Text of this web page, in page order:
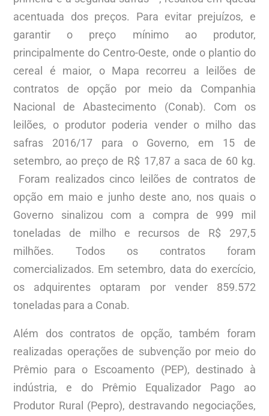
acentuada dos preços. Para evitar prejuízos, e
garantir o preço mínimo ao produtor,
principalmente do Centro-Oeste, onde o plantio do
cereal é maior, o Mapa recorreu a leilões de
contratos de opção por meio da Companhia
Nacional de Abastecimento (Conab). Com os
leilões, o produtor poderia vender o milho das
safras 2016/17 para o Governo, em 15 de
setembro, ao preço de R$ 17,87 a saca de 60 kg.
Foram realizados cinco leilões de contratos de
opção em maio e junho deste ano, nos quais o
Governo sinalizou com a compra de 999 mil
toneladas de milho e recursos de R$ 297,5
milhões. Todos os contratos foram
comercializados. Em setembro, data do exercício,
os adquirentes optaram por vender 859.572
toneladas para a Conab.
Além dos contratos de opção, também foram
realizadas operações de subvenção por meio do
Prêmio para o Escoamento (PEP), destinado à
indústria, e do Prêmio Equalizador Pago ao
Produtor Rural (Pepro), destravando negociações,